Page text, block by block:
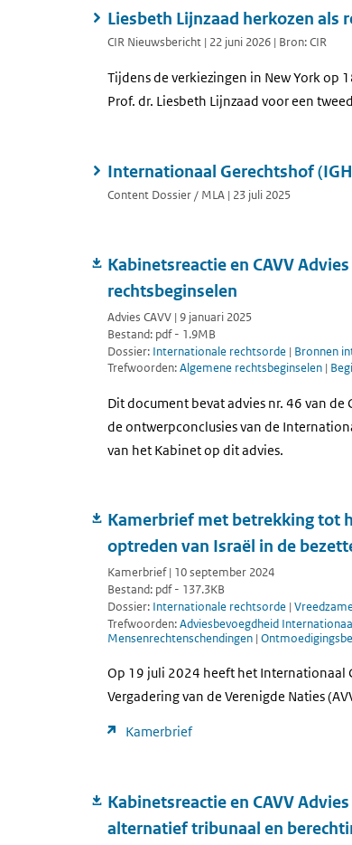
Liesbeth Lijnzaad herkozen
CIR Nieuwsbericht | 22 juni 2026 | Bron: CIR
Tijdens de verkiezingen in New York op
Prof. dr. Liesbeth Lijnzaad voor een
Internationaal Gerechtshof
Content Dossier / MLA | 23 juli 2025
Kabinetsreactie en CAVV
rechtsbeginselen
Advies CAVV | 9 januari 2025
Bestand: pdf - 1.9MB
Dossier: Internationale rechtsorde | Bronnen
Trefwoorden:Algemene rechtsbeginselen |
Dit document bevat advies nr. 46 van de
de ontwerpconclusies van de
van het Kabinet op dit advies.
Kamerbrief met betrekking tot
optreden van Israël in de
Kamerbrief | 10 september 2024
Bestand: pdf - 137.3KB
Dossier: Internationale rechtsorde |
Trefwoorden:Adviesbevoegdheid
Mensenrechtenschendingen |
Op 19 juli 2024 heeft het Internationaal
Vergadering van de Verenigde Naties
Kamerbrief
Kabinetsreactie en CAVV
alternatief tribunaal en